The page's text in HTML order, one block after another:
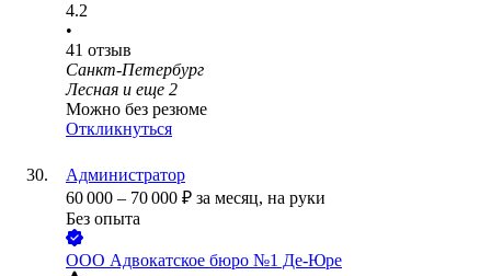
4.2
•
41 отзыв
Санкт-Петербург
Лесная и еще 2
Можно без резюме
Откликнуться
Администратор
60 000 – 70 000 ₽ за месяц, на руки
Без опыта
ООО Адвокатское бюро №1 Де-Юре